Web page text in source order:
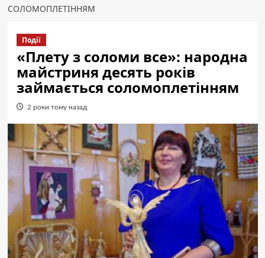
СОЛОМОПЛЕТІННЯМ
Події
«Плету з соломи все»: народна
майстриня десять років
займається соломоплетінням
2 роки тому назад